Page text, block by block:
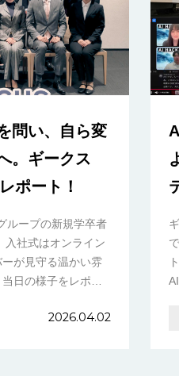
問い、自ら変
。ギークス
ポート！
ループの新規学卒者
入社式はオンライン
が見守る温かい雰
日の様子をレポー
2026.04.02